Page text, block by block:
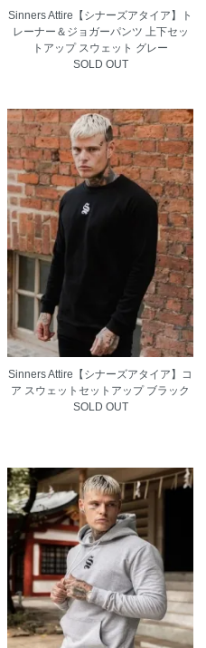
Sinners Attire【シナーズアタイア】ト
レーナー＆ジョガーパンツ 上下セッ
トアップ スウェット グレー
SOLD OUT
Sinners Attire【シナーズアタイア】コ
ア スウェットセットアップ ブラック
SOLD OUT